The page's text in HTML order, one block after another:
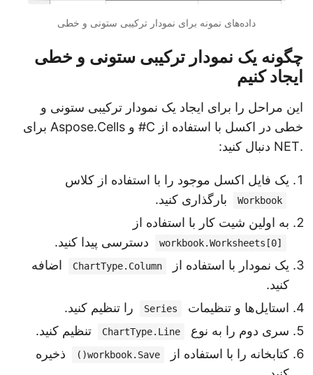
داده‌های نمونه برای نمودار ترکیبی ستونی و خطی
چگونه یک نمودار ترکیبی ستونی و خطی
ایجاد کنیم
این مراحل را برای ایجاد یک نمودار ترکیبی ستونی و
خطی در اکسل با استفاده از C# و Aspose.Cells برای
یک فایل اکسل موجود را با استفاده از کلاس
Workbook
بارگذاری کنید.
به اولین شیت کار با استفاده از
workbook.Worksheets[0]
دسترسی پیدا کنید.
یک نمودار با استفاده از
ChartType.Column
اضافه
کنید.
استایل‌ها و تنظیمات
Series
را تنظیم کنید.
سری دوم را به نوع
ChartType.Line
تنظیم کنید.
کتابخانه را با استفاده از
workbook.Save()
ذخیره